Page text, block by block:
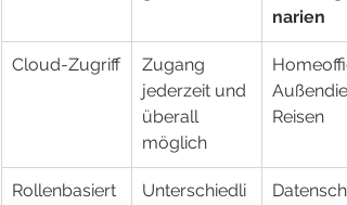
narien
Cloud-Zugriff
Zugang
jederzeit und
überall
möglich
Reisen
Rollenbasiert
Unterschiedli